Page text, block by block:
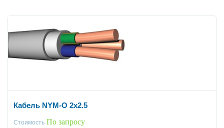
Кабель NYM-O 2x2.5
Стоимость По запросу